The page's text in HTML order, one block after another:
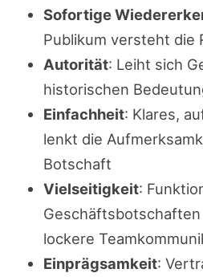
Sofortige
Publikum versteht die
Autorität: Leiht sich
historischen
Einfachheit: Klares,
lenkt die
Botschaft
Vielseitigkeit:
lockere
Einprägsamkeit: